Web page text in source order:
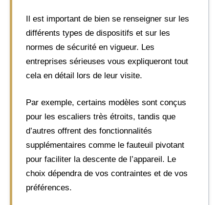
Il est important de bien se renseigner sur les
différents types de dispositifs et sur les
normes de sécurité en vigueur. Les
entreprises sérieuses vous expliqueront tout
cela en détail lors de leur visite.
Par exemple, certains modèles sont conçus
pour les escaliers très étroits, tandis que
d’autres offrent des fonctionnalités
supplémentaires comme le fauteuil pivotant
pour faciliter la descente de l’appareil. Le
choix dépendra de vos contraintes et de vos
préférences.